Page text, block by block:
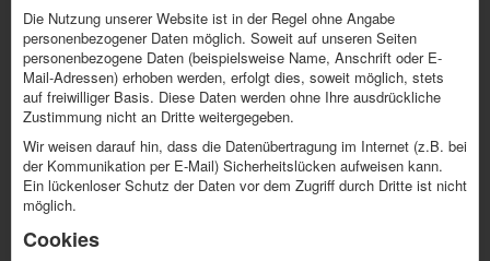
Die Nutzung unserer Website ist in der Regel ohne Angabe
personenbezogener Daten möglich. Soweit auf unseren Seiten
personenbezogene Daten (beispielsweise Name, Anschrift oder E-
Mail-Adressen) erhoben werden, erfolgt dies, soweit möglich, stets
auf freiwilliger Basis. Diese Daten werden ohne Ihre ausdrückliche
Zustimmung nicht an Dritte weitergegeben.
Wir weisen darauf hin, dass die Datenübertragung im Internet (z.B. bei
der Kommunikation per E-Mail) Sicherheitslücken aufweisen kann.
Ein lückenloser Schutz der Daten vor dem Zugriff durch Dritte ist nicht
möglich.
Cookies